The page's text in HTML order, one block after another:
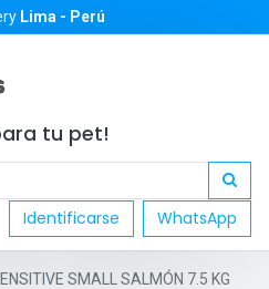
Lima - Perú
tu pet!
Identificarse WhatsApp
SMALL SALMÓN 7.5 KG